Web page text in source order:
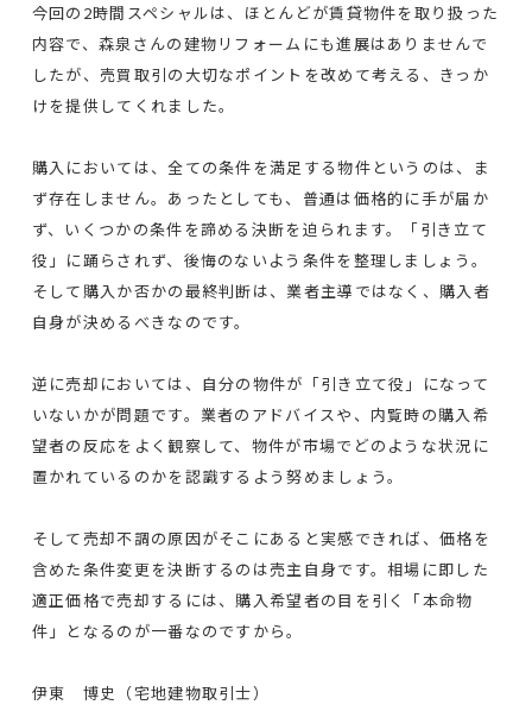
今回の2時間スペシャルは、ほとんどが賃貸物件を取り扱った
内容で、森泉さんの建物リフォームにも進展はありませんで
したが、売買取引の大切なポイントを改めて考える、きっか
けを提供してくれました。
購入においては、全ての条件を満足する物件というのは、ま
ず存在しません。あったとしても、普通は価格的に手が届か
ず、いくつかの条件を諦める決断を迫られます。「引き立て
役」に踊らされず、後悔のないよう条件を整理しましょう。
そして購入か否かの最終判断は、業者主導ではなく、購入者
自身が決めるべきなのです。
逆に売却においては、自分の物件が「引き立て役」になって
いないかが問題です。業者のアドバイスや、内覧時の購入希
望者の反応をよく観察して、物件が市場でどのような状況に
置かれているのかを認識するよう努めましょう。
そして売却不調の原因がそこにあると実感できれば、価格を
含めた条件変更を決断するのは売主自身です。相場に即した
適正価格で売却するには、購入希望者の目を引く「本命物
件」となるのが一番なのですから。
伊東 博史（宅地建物取引士）